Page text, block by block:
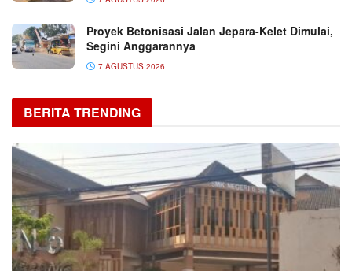
Proyek Betonisasi Jalan Jepara-Kelet Dimulai,
Segini Anggarannya
7 AGUSTUS 2026
BERITA TRENDING